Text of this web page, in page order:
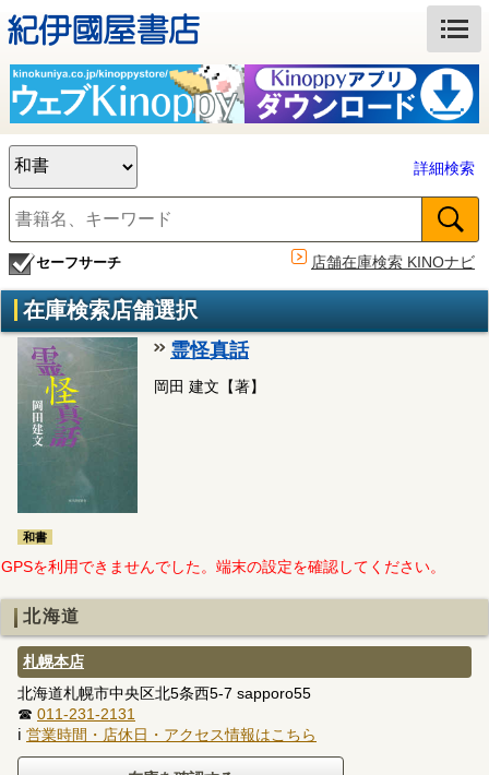
詳細検索
セーフサーチ 店舗在庫検索 KINOナビ
在庫検索店舗選択
和書
霊怪真話
岡田 建文【著】
GPSを利用できませんでした。端末の設定を確認してください。
北海道
札幌本店
北海道札幌市中央区北5条西5-7 sapporo55
☎ 011-231-2131
ℹ 営業時間・店休日・アクセス情報はこちら